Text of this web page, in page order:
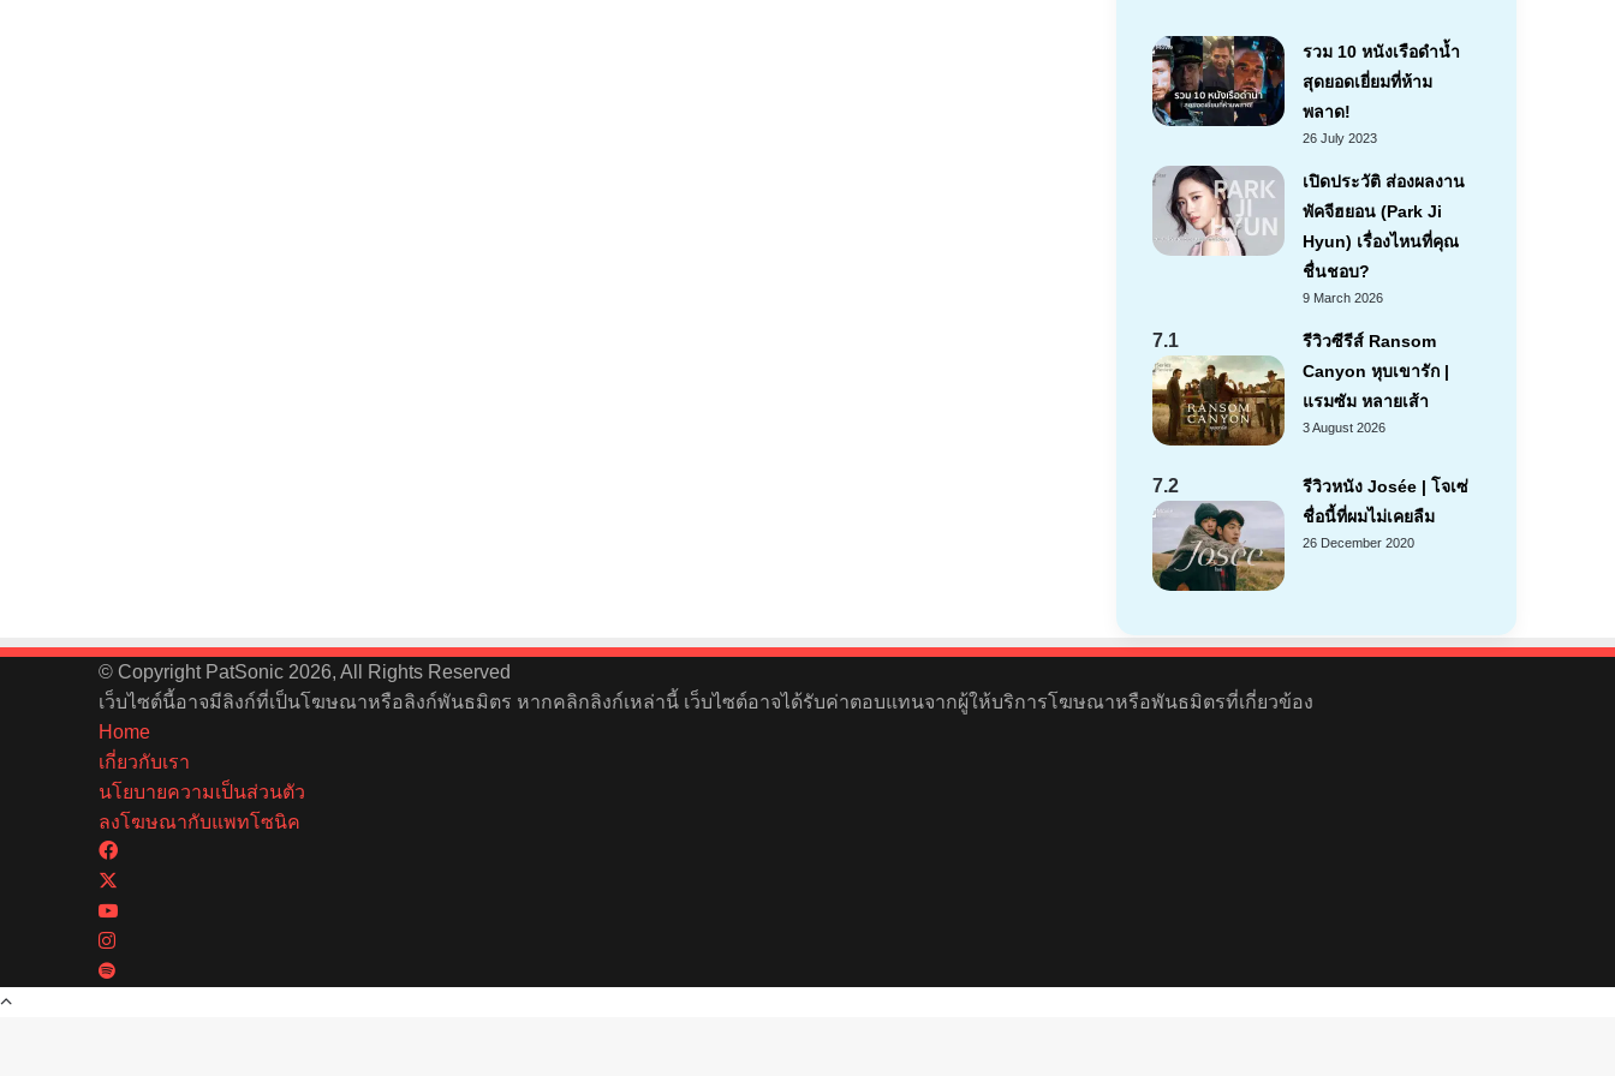
รวม 10 หนังเรือดำน้ำ
สุดยอดเยี่ยมที่ห้าม
พลาด!
26 July 2023
เปิดประวัติ ส่องผลงาน
พัคจีฮยอน (Park Ji
Hyun) เรื่องไหนที่คุณ
ชื่นชอบ?
9 March 2026
7.1
รีวิวซีรีส์ Ransom
Canyon หุบเขารัก |
แรมซัม หลายเส้า
3 August 2026
7.2
รีวิวหนัง Josée | โจเซ่
ชื่อนี้ที่ผมไม่เคยลืม
26 December 2020
© Copyright PatSonic 2026, All Rights Reserved
เว็บไซต์นี้อาจมีลิงก์ที่เป็นโฆษณาหรือลิงก์พันธมิตร หากคลิกลิงก์เหล่านี้ เว็บไซต์อาจได้รับค่าตอบแทนจากผู้ให้บริการโฆษณาหรือพันธมิตรที่เกี่ยวข้อง
Home
เกี่ยวกับเรา
นโยบายความเป็นส่วนตัว
ลงโฆษณากับแพทโซนิค